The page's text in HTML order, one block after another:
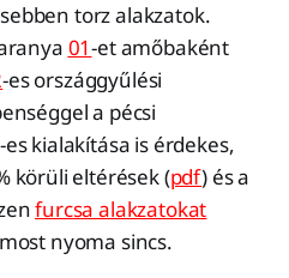
torz alakzatok.
01-et amőbaként
-es országgyűlési
a pécsi
kialakítása is érdekes,
körüli eltérések (pdf) és a
furcsa alakzatokat
nyoma sincs.